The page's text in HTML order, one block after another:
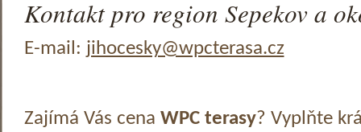
Kontakt pro region Sepekov a
E-mail: jihocesky@wpcterasa.cz
Zajímá Vás cena WPC terasy? Vyplňte